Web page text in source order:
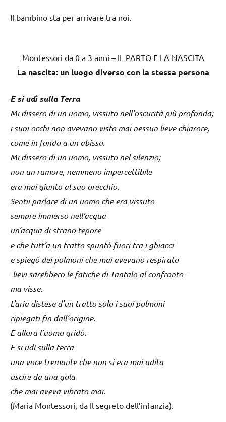
Il bambino sta per arrivare tra noi.
Montessori da 0 a 3 anni – IL PARTO E LA NASCITA
La nascita: un luogo diverso con la stessa persona
E si udì sulla Terra
Mi dissero di un uomo, vissuto nell’oscurità più profonda;
i suoi occhi non avevano visto mai nessun lieve chiarore,
come in fondo a un abisso.
Mi dissero di un uomo, vissuto nel silenzio;
non un rumore, nemmeno impercettibile
era mai giunto al suo orecchio.
Sentii parlare di un uomo che era vissuto
sempre immerso nell’acqua
un’acqua di strano tepore
e che tutt’a un tratto spuntò fuori tra i ghiacci
e spiegò dei polmoni che mai avevano respirato
-lievi sarebbero le fatiche di Tantalo al confronto-
ma visse.
L’aria distese d’un tratto solo i suoi polmoni
ripiegati fin dall’origine.
E allora l’uomo gridò.
E si udì sulla terra
una voce tremante che non si era mai udita
uscire da una gola
che mai aveva vibrato mai.
(Maria Montessori, da Il segreto dell’infanzia).